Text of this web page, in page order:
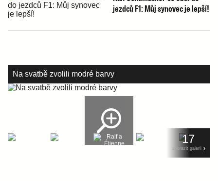
jezdců F1: Můj synovec je lepší!
Na svatbě zvolili modré barvy
17
zobrazit galerii